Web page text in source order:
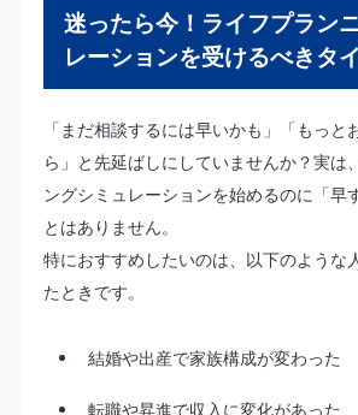
迷ったら今！ライフプラン
レーションを受けるべきタ
「まだ相談するには早いかも」「もっと
ら」と先延ばしにしていませんか？実は
ングシミュレーションを始めるのに「早
とはありません。
特におすすめしたいのは、以下のような
たときです。
結婚や出産で家族構成が変わった
転職や昇進で収入に変化があった